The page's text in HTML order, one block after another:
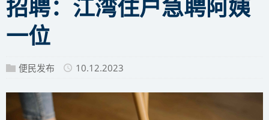
招聘：江湾住户急聘阿姨
一位
便民发布 10.12.2023